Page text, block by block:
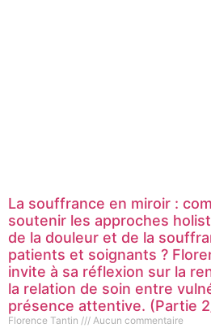
La souffrance en miroir :
soutenir les approches
de la douleur et de la
patients et soignants ?
invite à sa réflexion sur la
la relation de soin entre
présence attentive. (Partie
Florence Tantin Aucun commentaire